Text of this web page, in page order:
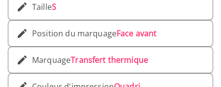
TailleS
Position du marquageFace avant
MarquageTransfert thermique